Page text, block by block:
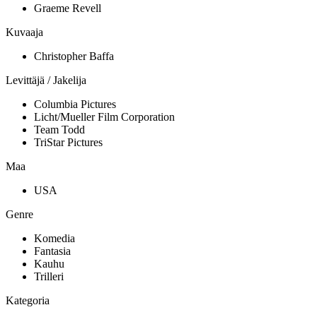
Graeme Revell
Kuvaaja
Christopher Baffa
Levittäjä / Jakelija
Columbia Pictures
Licht/Mueller Film Corporation
Team Todd
TriStar Pictures
Maa
USA
Genre
Komedia
Fantasia
Kauhu
Trilleri
Kategoria